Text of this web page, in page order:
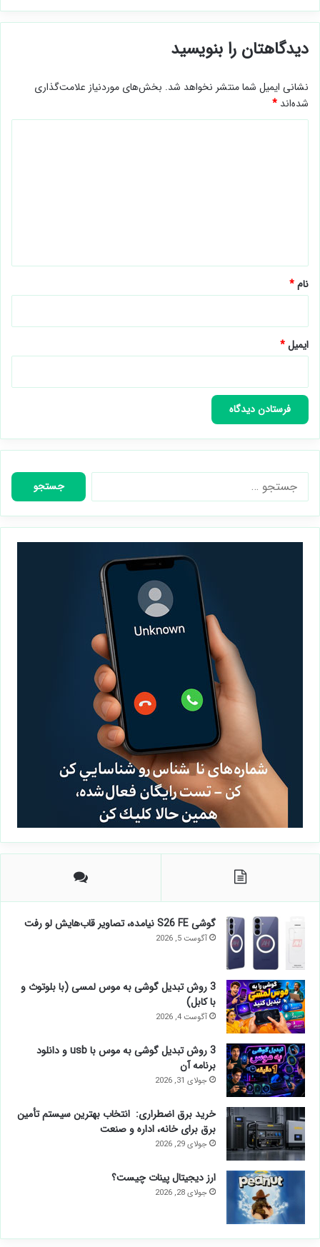
دیدگاهتان را بنویسید
نشانی ایمیل شما منتشر نخواهد شد. بخش‌های موردنیاز علامت‌گذاری
شده‌اند *
نام*
ایمیل*
جستجو
برای:
گوشی S26 FE نیامده، تصاویر قاب‌هایش لو رفت
آگوست 5, 2026
3 روش تبدیل گوشی به موس لمسی (با بلوتوث و
با کابل)
آگوست 4, 2026
3 روش تبدیل گوشی به موس با usb و دانلود
برنامه آن
جولای 31, 2026
خرید برق اضطراری: انتخاب بهترین سیستم تأمین
برق برای خانه، اداره و صنعت
جولای 29, 2026
ارز دیجیتال پینات چیست؟
جولای 28, 2026